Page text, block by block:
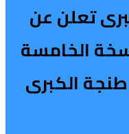
تعلن عن
الخامسة
الكبرى